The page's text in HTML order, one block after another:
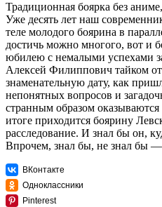
Традиционная боярка без
Уже десять лет наш
теле молодого боярина в
достичь можно многого, вот и
юбилею с немалыми успехами
Алексей Филиппович тайком от
знаменательную дату, как
непонятных вопросов и
странным образом
итоге приходится боярину
расследование. И знал бы он,
Впрочем, знал бы, не знал бы —
ВКонтакте
Одноклассники
Pinterest